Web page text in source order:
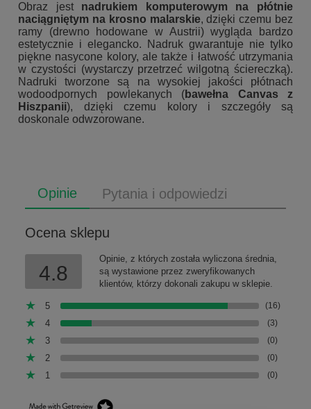
Obraz jest nadrukiem komputerowym na płótnie
naciągniętym na krosno malarskie, dzięki czemu bez
ramy (drewno hodowane w Austrii) wygląda bardzo
estetycznie i elegancko. Nadruk gwarantuje nie tylko
piękne nasycone kolory, ale także i łatwość utrzymania
w czystości (wystarczy przetrzeć wilgotną ściereczką).
Nadruki tworzone są na wysokiej jakości płótnach
wodoodpornych powlekanych (bawełna Canvas z
Hiszpanii), dzięki czemu kolory i szczegóły są
doskonale odwzorowane.
Opinie Pytania i odpowiedzi
Ocena sklepu
4.8
Opinie, z których została wyliczona średnia,
są wystawione przez zweryfikowanych
klientów, którzy dokonali zakupu w sklepie.
5 (16)
4 (3)
3 (0)
2 (0)
1 (0)